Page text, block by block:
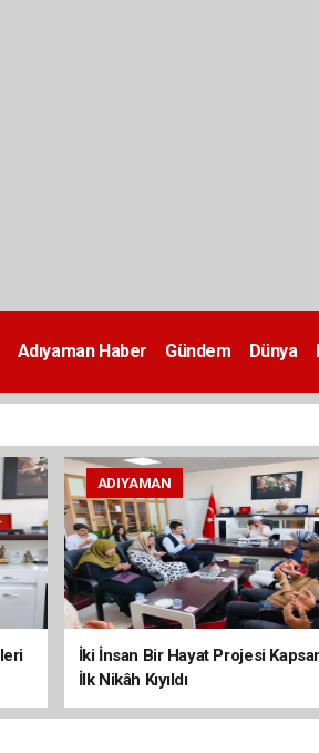
Adıyaman Haber Gündem Dünya
ADIYAMAN
İki İnsan Bir Hayat Projesi
İlk Nikâh Kıyıldı